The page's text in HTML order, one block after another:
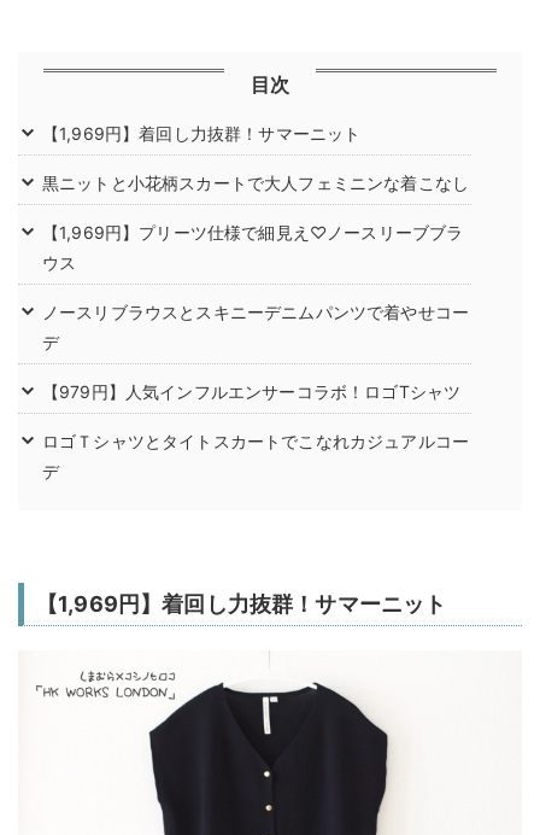
目次
【1,969円】着回し力抜群！サマーニット
黒ニットと小花柄スカートで大人フェミニンな着こなし
【1,969円】プリーツ仕様で細見え♡ノースリーブブラ
ウス
ノースリブラウスとスキニーデニムパンツで着やせコー
デ
【979円】人気インフルエンサーコラボ！ロゴTシャツ
ロゴＴシャツとタイトスカートでこなれカジュアルコー
デ
【1,969円】着回し力抜群！サマーニット